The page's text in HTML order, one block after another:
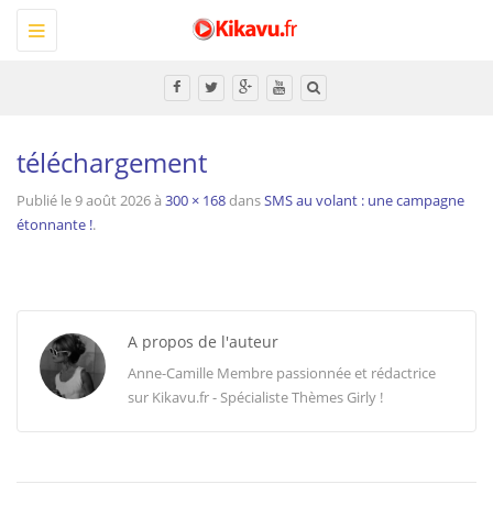
Toggle
navigation
téléchargement
Publié le9 août 2026à 300 × 168dansSMS au volant : une campagne
étonnante !.
A propos de l'auteur
Anne-Camille Membre passionnée et rédactrice
sur Kikavu.fr - Spécialiste Thèmes Girly !